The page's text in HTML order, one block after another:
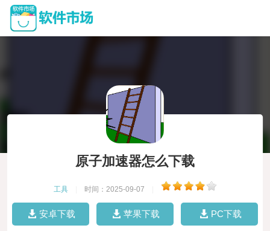
原子加速器怎么下载
工具 时间：2025-09-07
安卓下载 苹果下载 PC下载